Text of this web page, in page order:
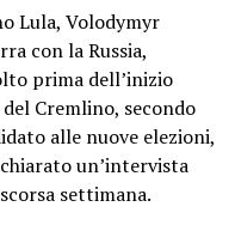
Lula, Volodymyr
con la Russia,
prima dell’inizio
Cremlino, secondo
alle nuove elezioni,
un’intervista
settimana.